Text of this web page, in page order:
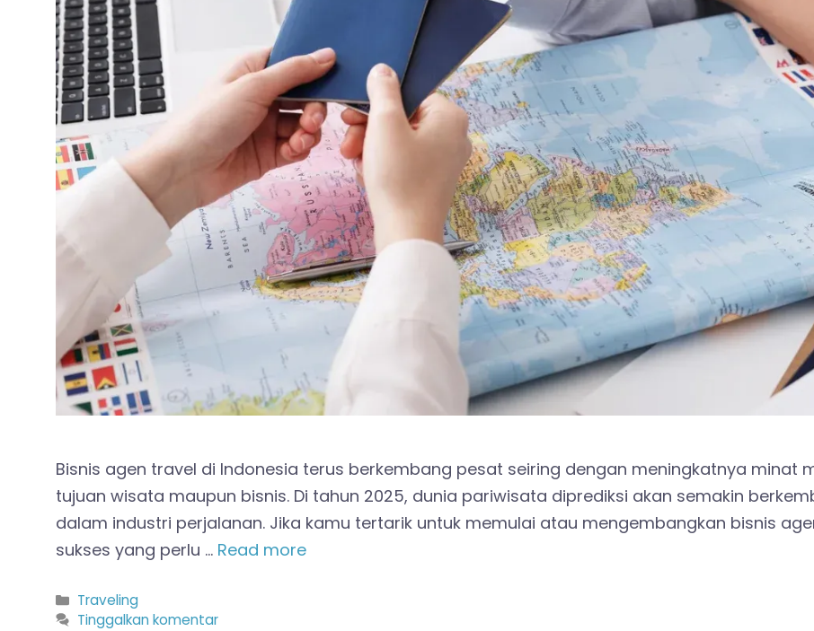
Bisnis agen travel di Indonesia terus berkembang pesat seiring dengan meningkatnya minat
tujuan wisata maupun bisnis. Di tahun 2025, dunia pariwisata diprediksi akan semakin
dalam industri perjalanan. Jika kamu tertarik untuk memulai atau mengembangkan bisnis
sukses yang perlu … Read more
Kategori
Traveling
Tinggalkan komentar